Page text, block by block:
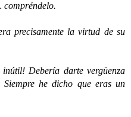
la virtud de su
Debería darte vergüenza
he dicho que eras un